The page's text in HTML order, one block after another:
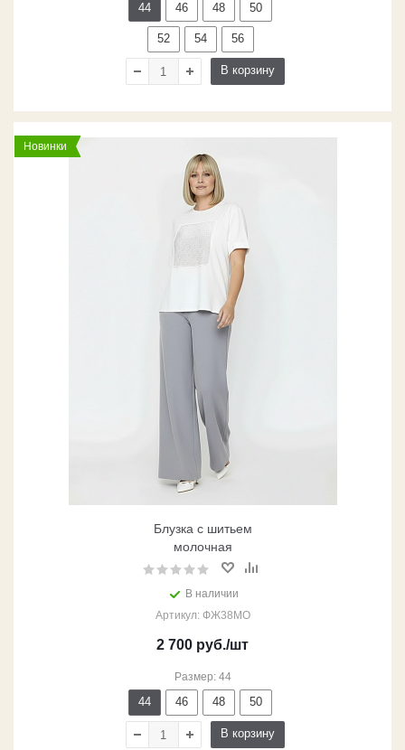
44 46 48 50
52 54 56
В корзину
Новинки
Блузка с шитьем
молочная
В наличии
Артикул: ФЖ38МО
2 700 руб./шт
Размер: 44
44 46 48 50
В корзину